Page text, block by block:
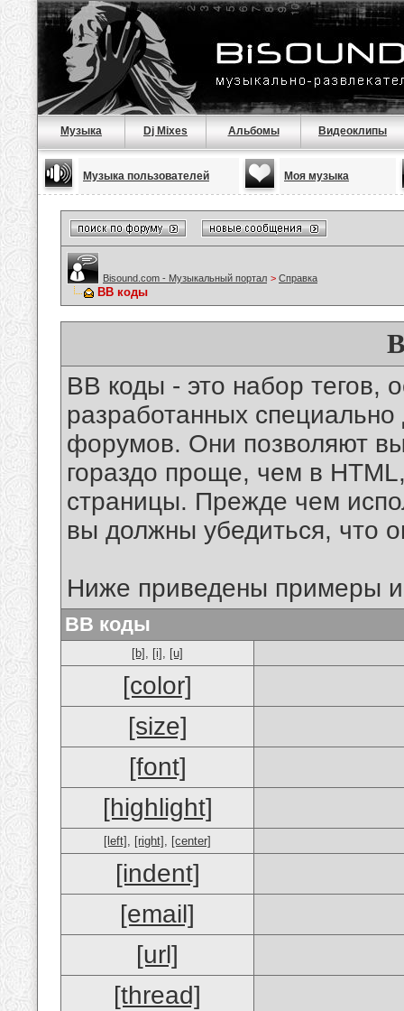
Музыка Dj Mixes Альбомы Видеоклипы
Музыка пользователей Моя музыка
Bisound.com - Музыкальный портал > Справка
BB коды
BB коды - это набор тегов,
разработанных
форумов. Они позволяют
гораздо проще, чем в
страницы. Прежде чем
вы должны убедиться, что
Ниже приведены примеры
BB коды
[b] , [i] , [u]
[color]
[size]
[font]
[highlight]
[left] , [right] , [center]
[indent]
[email]
[url]
[thread]